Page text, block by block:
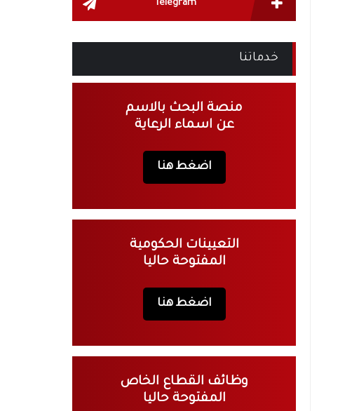
Telegram
خدماتنا
منصة البحث بالاسم
عن اسماء الرعاية
اضغط هنا
التعيينات الحكومية
المفتوحة حاليا
اضغط هنا
وظائف القطاع الخاص
المفتوحة حاليا